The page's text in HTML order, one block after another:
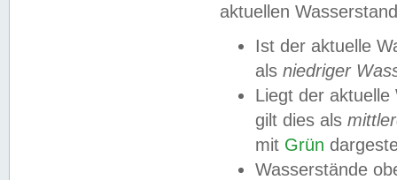
aktuellen
Ist der aktuelle
als niedriger
Liegt der
gilt dies als
mit Grün
Wasserstände